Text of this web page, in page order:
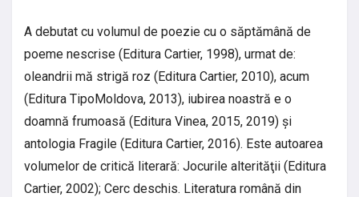
A debutat cu volumul de poezie cu o săptămână de
poeme nescrise (Editura Cartier, 1998), urmat de:
oleandrii mă strigă roz (Editura Cartier, 2010), acum
(Editura TipoMoldova, 2013), iubirea noastră e o
doamnă frumoasă (Editura Vinea, 2015, 2019) și
antologia Fragile (Editura Cartier, 2016). Este autoarea
volumelor de critică literară: Jocurile alterităţii (Editura
Cartier, 2002); Cerc deschis. Literatura română din